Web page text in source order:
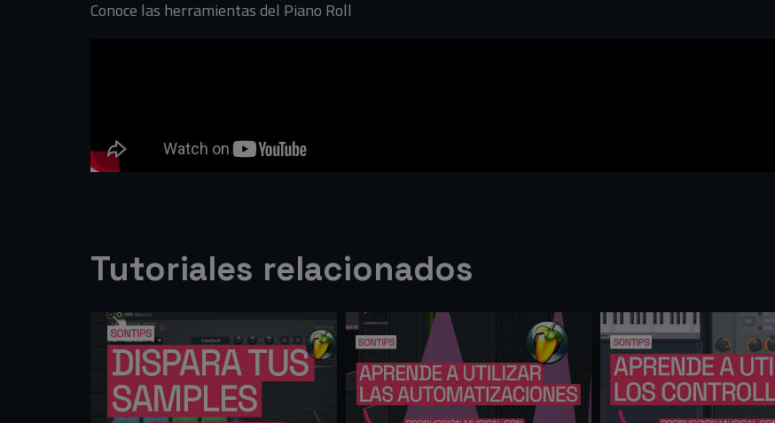
Conoce las herramientas del Piano Roll
Tutoriales relacionados